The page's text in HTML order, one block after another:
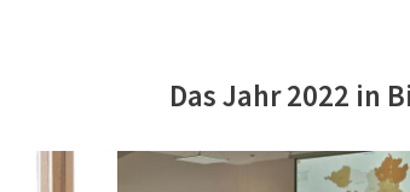
Das Jahr 2022 in